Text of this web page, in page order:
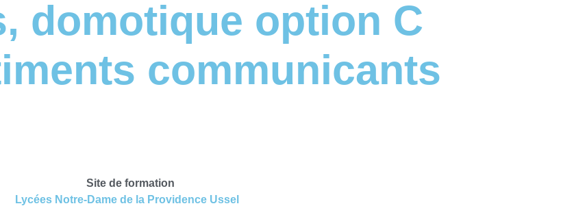
domotique option C
communicants
Site de formation
Lycées Notre-Dame de la Providence Ussel